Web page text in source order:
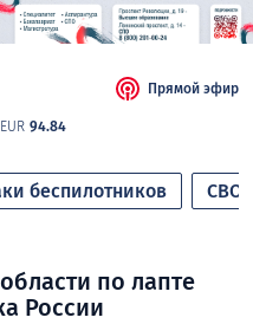
EUR 94.84
Прямой эфир
беспилотников СВО
по лапте
России